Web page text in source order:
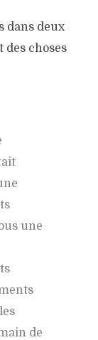
dans deux
choses
une
de